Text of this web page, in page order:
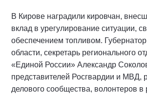
В Кирове наградили кировчан,
вклад в урегулирование ситуации,
обеспечением топливом.
области, секретарь регионального
«Единой России» Александр
представителей Росгвардии и МВД,
делового сообщества, волонтеров